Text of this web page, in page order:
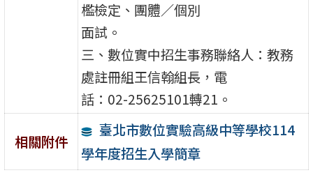
檻檢定、團體／個別
面試。
三、數位實中招生事務聯絡人：教務
處註冊組王信翰組長，電
話：02-25625101轉21。
相關附件
臺北市數位實驗高級中等學校114
學年度招生入學簡章